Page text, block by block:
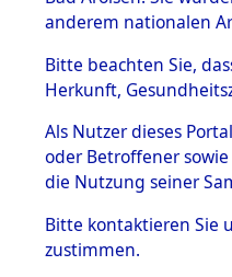
BESTÄNDE
Inhaftierungsdoku
mente
5. Verschiedenes
Todesmärsche
5.3.1 Alliierte
anderem nationalen
Bitte beachten Sie,
Herkunft,
Als Nutzer dieses
oder Betroffener
die Nutzung seiner
Bitte kontaktieren Sie
zustimmen.